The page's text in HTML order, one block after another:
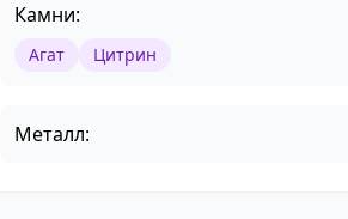
Камни:
Агат Цитрин
Металл: